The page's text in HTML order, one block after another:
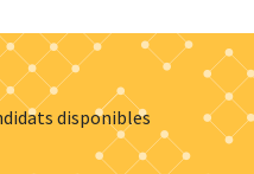
disponibles